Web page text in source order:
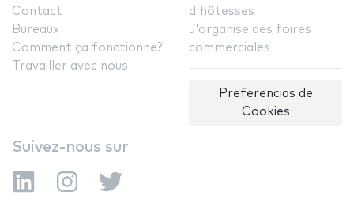
Contact
Bureaux
Comment ça fonctionne?
Travailler avec nous
d'hôtesses
J'organise des foires
commerciales
Preferencias de
Cookies
Suivez-nous sur